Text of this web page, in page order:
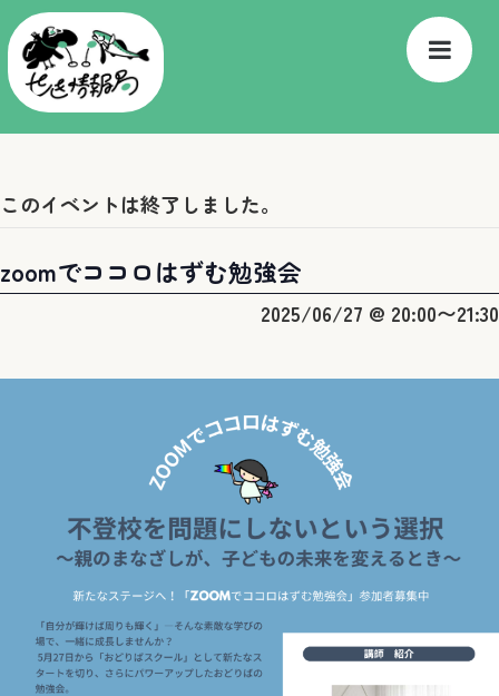
このイベントは終了しました。
zoomでココロはずむ勉強会
2025/06/27 @ 20:00〜21:30